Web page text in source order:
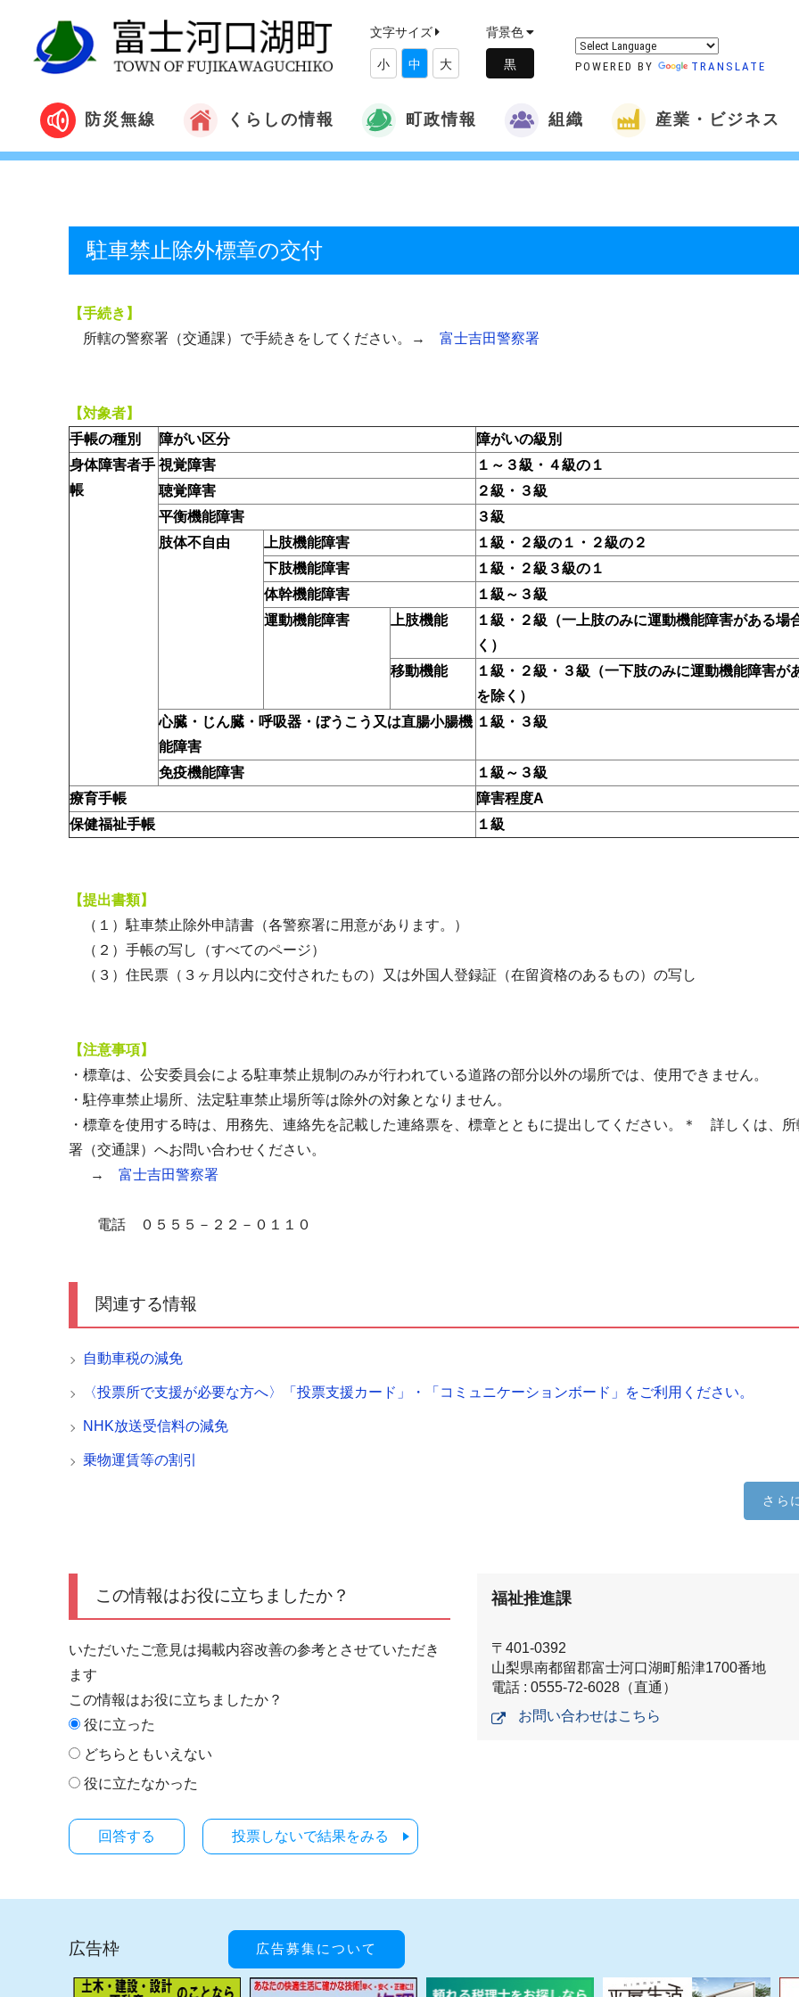
文字サイズ
小 中 大
背景色
POWERED BY TRANSLATE
防災無線 くらしの情報 町政情報 組織 産業・ビジネス
駐車禁止除外標章の交付
【手続き】
所轄の警察署（交通課）で手続きをしてください。→ 富士吉田警察署
【対象者】
手帳の種別
障がい区分
障がいの級別
身体障害者手
帳
視覚障害
１～３級・４級の１
聴覚障害
２級・３級
平衡機能障害
３級
肢体不自由
上肢機能障害
１級・２級の１・２級の２
下肢機能障害
１級・２級３級の１
体幹機能障害
１級～３級
運動機能障害
上肢機能
１級・２級（一上肢のみに運動機能障害がある場
く）
移動機能
１級・２級・３級（一下肢のみに運動機能障害が
を除く）
心臓・じん臓・呼吸器・ぼうこう又は直腸小腸機
能障害
１級・３級
免疫機能障害
１級～３級
療育手帳
障害程度A
保健福祉手帳
１級
【提出書類】
（１）駐車禁止除外申請書（各警察署に用意があります。）
（２）手帳の写し（すべてのページ）
（３）住民票（３ヶ月以内に交付されたもの）又は外国人登録証（在留資格のあるもの）の写し
【注意事項】
・標章は、公安委員会による駐車禁止規制のみが行われている道路の部分以外の場所では、使用できません。
・駐停車禁止場所、法定駐車禁止場所等は除外の対象となりません。
・標章を使用する時は、用務先、連絡先を記載した連絡票を、標章とともに提出してください。＊ 詳しくは、
署（交通課）へお問い合わせください。
→ 富士吉田警察署
電話 ０５５５－２２－０１１０
関連する情報
自動車税の減免
〈投票所で支援が必要な方へ〉「投票支援カード」・「コミュニケーションボード」をご利用ください。
NHK放送受信料の減免
乗物運賃等の割引
さら
この情報はお役に立ちましたか？
いただいたご意見は掲載内容改善の参考とさせていただき
ます
この情報はお役に立ちましたか？
役に立った
どちらともいえない
役に立たなかった
投票しないで結果をみる
福祉推進課
〒401-0392
山梨県南都留郡富士河口湖町船津1700番地
電話 : 0555-72-6028（直通）
お問い合わせはこちら
広告枠 広告募集について